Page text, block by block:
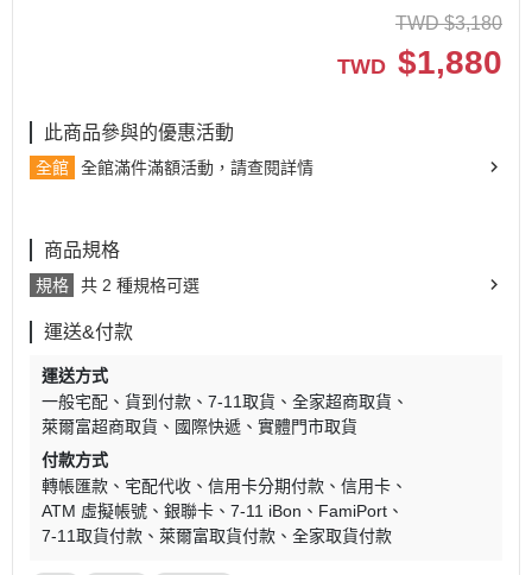
TWD $3,180
TWD $1,880
此商品參與的優惠活動
全館 全館滿件滿額活動，請查閱詳情
商品規格
規格 共 2 種規格可選
運送&付款
運送方式
一般宅配
貨到付款 7-11取貨
全家超商取貨
萊爾富超商取貨
國際快遞
實體門市取貨
付款方式
轉帳匯款
宅配代收 信用卡分期付款
信用卡
ATM 虛擬帳號
銀聯卡 7-11 iBon
FamiPort
7-11取貨付款
萊爾富取貨付款 全家取貨付款